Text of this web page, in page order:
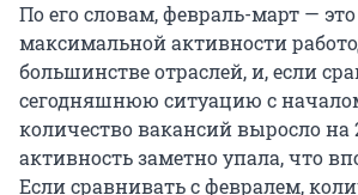
По его словам, февраль-март —
максимальной активности
большинстве отраслей, и, если
сегодняшнюю ситуацию с
количество вакансий выросло на
активность заметно упала, что
Если сравнивать с февралем,